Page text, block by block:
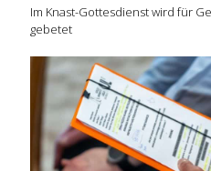
Im Knast-Gottesdienst wird für
gebetet